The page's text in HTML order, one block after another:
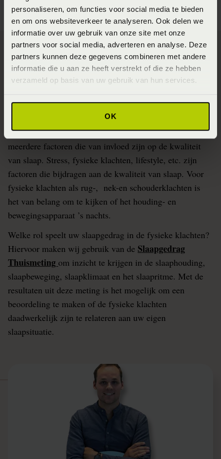
personaliseren, om functies voor social media te bieden
en om ons websiteverkeer te analyseren. Ook delen we
informatie over uw gebruik van onze site met onze
partners voor social media, adverteren en analyse. Deze
partners kunnen deze gegevens combineren met andere
informatie die u aan ze heeft verstrekt of die ze hebben
verzameld op basis van uw gebruik van hun services.
OK
SlaapFysio Hidde Hulshof over
De slaapkwaliteit is belangrijk voor het mentaal en
fysieke herstel van mensen. Naast een infectie zijn er
meerdere factoren die van invloed zijn op de kwaliteit
van slaap. Stress, fysieke klachten, lifestyle, etc. zijn
factoren die bijdragen aan de kwaliteit van slaap. Voor
fysieke klachten als rug-, nek-en schouderklachten is
het van belang om te kijken of het houding- en
bewegingsapparaat ’s nachts.
Welke rol speelt uw slaapgedrag in de fysieke klachten?
Hiervoor maken wij gebruik van de Slaapgedrag
Thuismeting om inzicht te krijgen in de slaaphouding,
slaapbeweging, slaapklimaat en het slaapritme. Met de
resultaten uit deze meting is het mogelijk om een
beoordeling te maken of de fysieke klachten
daadwerkelijk zijn te relateren aan uw eigen
slaapsituatie.